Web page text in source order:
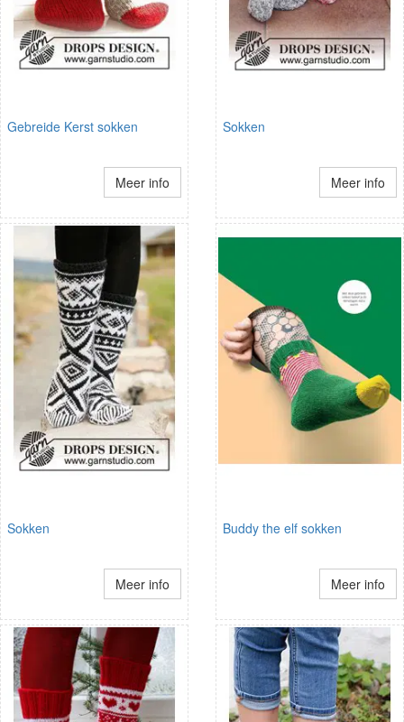
Gebreide Kerst sokken
Meer info
Sokken
Meer info
Sokken
Meer info
Buddy the elf sokken
Meer info